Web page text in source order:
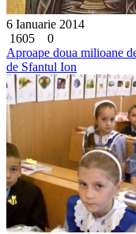
6 Ianuarie 2014
1605
0
Aproape doua milioane
de Sfantul Ion